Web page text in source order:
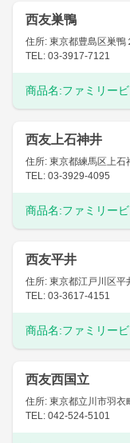
西友巣鴨
住所: 東京都豊島区巣鴨
TEL: 03-3917-7121
商品名:ファミリー
西友上石神井
住所: 東京都練馬区上石
TEL: 03-3929-4095
商品名:ファミリー
西友平井
住所: 東京都江戸川区平
TEL: 03-3617-4151
商品名:ファミリー
西友西国立
住所: 東京都立川市羽衣
TEL: 042-524-5101